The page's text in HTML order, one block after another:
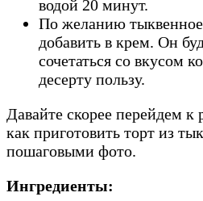
водой 20 минут.
По желанию
добавить в крем. Он
сочетаться со вкусом
десерту пользу.
Давайте скорее перейдем к
как приготовить торт из
пошаговыми фото.
Ингредиенты: